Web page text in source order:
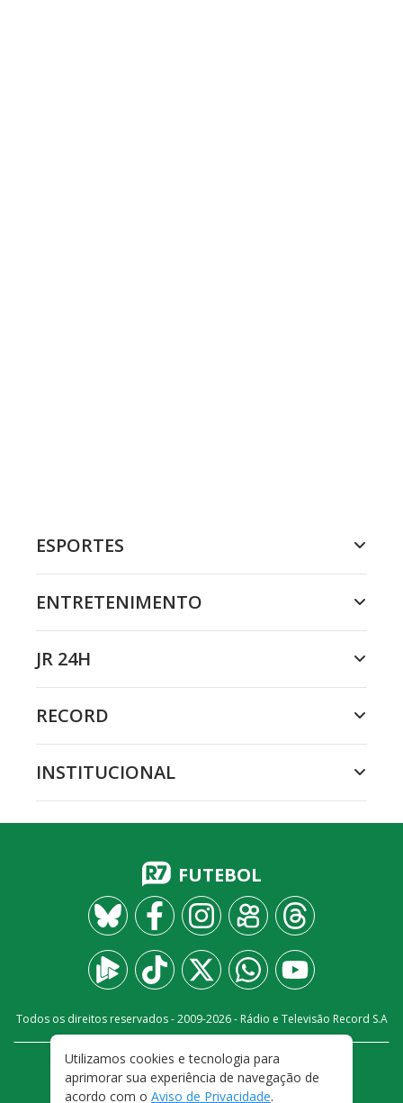
ESPORTES
ENTRETENIMENTO
JR 24H
RECORD
INSTITUCIONAL
FUTEBOL
Todos os direitos reservados - 2009-2026- Rádio e Televisão Record S.A
FALE CONOSCO
PRIVACIDADE
TERMOS E CONDIÇÕES DE USO
Utilizamos cookies e tecnologia para
aprimorar sua experiência de navegação de
acordo com o Aviso de Privacidade.